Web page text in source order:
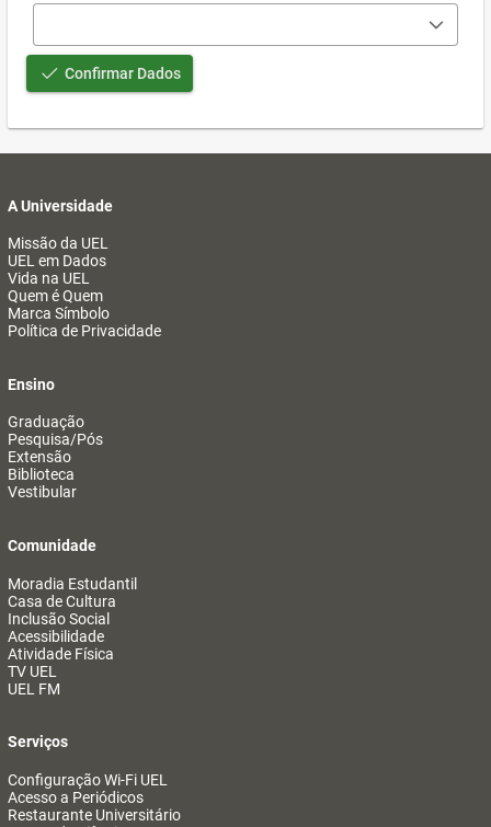
Confirmar Dados
A Universidade
Missão da UEL
UEL em Dados
Vida na UEL
Quem é Quem
Marca Símbolo
Política de Privacidade
Ensino
Graduação
Pesquisa/Pós
Extensão
Biblioteca
Vestibular
Comunidade
Moradia Estudantil
Casa de Cultura
Inclusão Social
Acessibilidade
Atividade Física
TV UEL
UEL FM
Serviços
Configuração Wi-Fi UEL
Acesso a Periódicos
Restaurante Universitário